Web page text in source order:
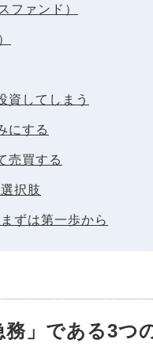
ファンド）
資してしまう
にする
売買する
択肢
ずは第一歩から
」である3つ